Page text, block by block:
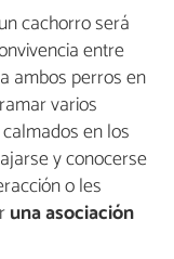
cachorro será
entre
ambos perros en
varios
en los
y conocerse
o les
una asociación